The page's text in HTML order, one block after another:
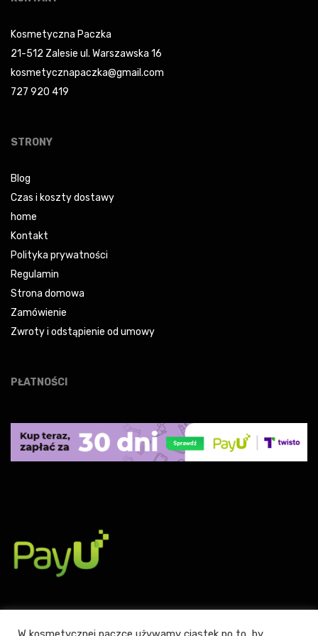
Kosmetyczna Paczka
21-512 Zalesie ul. Warszawska 16
kosmetycznapaczka@gmail.com
727 920 419
STRONY
Blog
Czas i koszty dostawy
home
Kontakt
Polityka prywatności
Regulamin
Strona domowa
Zamówienie
Zwroty i odstąpienie od umowy
PŁATNOŚCI